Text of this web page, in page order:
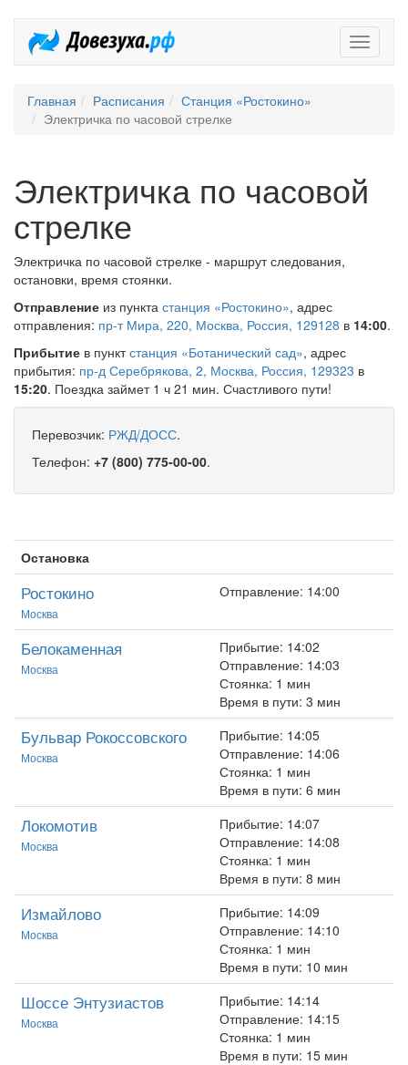
Главная Расписания
Станция «Ростокино»
Электричка по часовой стрелке
Электричка по часовой
стрелке
Электричка по часовой стрелке - маршрут следования,
остановки, время стоянки.
Отправление из пункта станция «Ростокино», адрес
отправления: пр-т Мира, 220, Москва, Россия, 129128 в 14:00.
Прибытие в пунктстанция «Ботанический сад», адрес
прибытия: пр-д Серебрякова, 2, Москва, Россия, 129323 в
15:20. Поездка займет 1 ч 21 мин. Счастливого пути!
Перевозчик: РЖД/ДОСС.
Телефон: +7 (800) 775-00-00.
Остановка
Ростокино
Москва
Отправление: 14:00
Белокаменная
Москва
Прибытие: 14:02
Отправление: 14:03
Стоянка: 1 мин
Время в пути: 3 мин
Бульвар Рокоссовского
Москва
Прибытие: 14:05
Отправление: 14:06
Стоянка: 1 мин
Время в пути: 6 мин
Локомотив
Москва
Прибытие: 14:07
Отправление: 14:08
Стоянка: 1 мин
Время в пути: 8 мин
Измайлово
Москва
Прибытие: 14:09
Отправление: 14:10
Стоянка: 1 мин
Время в пути: 10 мин
Шоссе Энтузиастов
Москва
Прибытие: 14:14
Отправление: 14:15
Стоянка: 1 мин
Время в пути: 15 мин